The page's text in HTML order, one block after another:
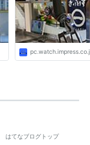
はてなブログトップ